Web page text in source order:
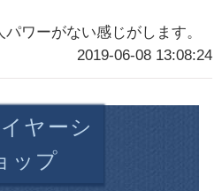
ワーがない感じがします。
2019-06-08 13:08:24
ヤーシ
ップ